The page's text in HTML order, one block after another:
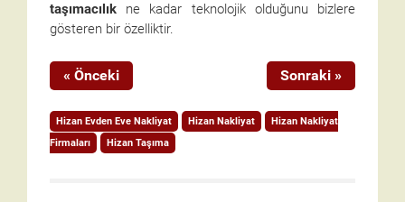
taşımacılık ne kadar teknolojik olduğunu bizlere
gösteren bir özelliktir.
« Önceki Sonraki »
Hizan Evden Eve Nakliyat Hizan Nakliyat
Hizan Nakliyat
Firmaları
Hizan Taşıma